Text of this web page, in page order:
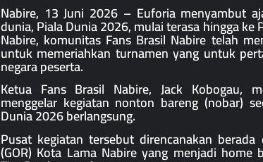
Nabire, 13 Juni 2026 – Euforia menyambut
dunia, Piala Dunia 2026, mulai terasa hingga ke
Nabire, komunitas Fans Brasil Nabire telah
untuk memeriahkan turnamen yang untuk
negara peserta.
Ketua Fans Brasil Nabire, Jack Kobogau,
menggelar kegiatan nonton bareng (nobar)
Dunia 2026 berlangsung.
Pusat kegiatan tersebut direncanakan
(GOR) Kota Lama Nabire yang menjadi home